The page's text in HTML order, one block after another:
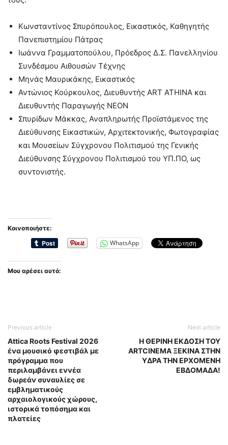
Κωνσταντίνος Σπυρόπουλος, Εικαστικός, Καθηγητής
Πανεπιστημίου Πάτρας
Ιωάννα Γραμματοπούλου, Πρόεδρος Δ.Σ. Πανελληνίου
Συνδέσμου Αιθουσών Τέχνης
Μηνάς Μαυρικάκης, Εικαστικός
Αντώνιος Κούρκουλος, Διευθυντής ART ATHINA και
Διευθυντής Παραγωγής NEON
Σπυρίδων Μάκκας, Αναπληρωτής Προϊστάμενος της
Διεύθυνσης Εικαστικών, Αρχιτεκτονικής, Φωτογραφίας
και Μουσείων Σύγχρονου Πολιτισμού της Γενικής
Διεύθυνσης Σύγχρονου Πολιτισμού του ΥΠ.ΠΟ, ως
συντονιστής.
Κοινοποιήστε:
WhatsApp
Μου αρέσει αυτό:
Previous article
Attica Roots Festival 2026
ένα μουσικό φεστιβάλ με
πρόγραμμα που
περιλαμβάνει εννέα
δωρεάν συναυλίες σε
εμβληματικούς
αρχαιολογικούς χώρους,
ιστορικά τοπόσημα και
πλατείες
Next article
Η ΘΕΡΙΝΗ ΕΚΔΟΣΗ ΤΟΥ
ARTCINEMA ΞΕΚΙΝΑ ΣΤΗΝ
ΥΔΡΑ ΤΗΝ ΕΡΧΟΜΕΝΗ
ΕΒΔΟΜΑΔΑ!